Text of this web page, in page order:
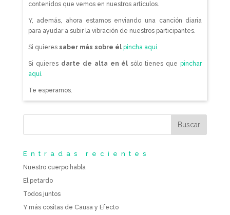
contenidos que vemos en nuestros artículos.
Y, además, ahora estamos enviando una canción diaria
para ayudar a subir la vibración de nuestros participantes.
Si quieres saber más sobre él pincha aquí.
Si quieres darte de alta en élsólo tienes quepinchar
aquí.
Te esperamos.
Entradas recientes
Nuestro cuerpo habla
El petardo
Todos juntos
Y más cositas de Causa y Efecto